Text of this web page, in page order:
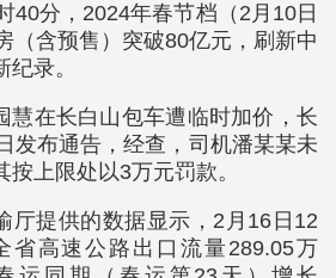
40分，2024年春节档（2月10日
含预售）突破80亿元，刷新中
录。
慧在长白山包车遭临时加价，长
发布通告，经查，司机潘某某未
上限处以3万元罚款。
厅提供的数据显示，2月16日12
省高速公路出口流量289.05万